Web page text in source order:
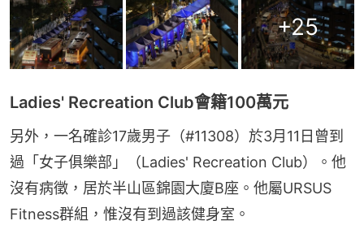
+25
Ladies' Recreation Club會籍100萬元
另外，一名確診17歲男子（#11308）於3月11日曾到
過「女子俱樂部」（Ladies' Recreation Club）。他
沒有病徵，居於半山區錦園大廈B座。他屬URSUS
Fitness群組，惟沒有到過該健身室。